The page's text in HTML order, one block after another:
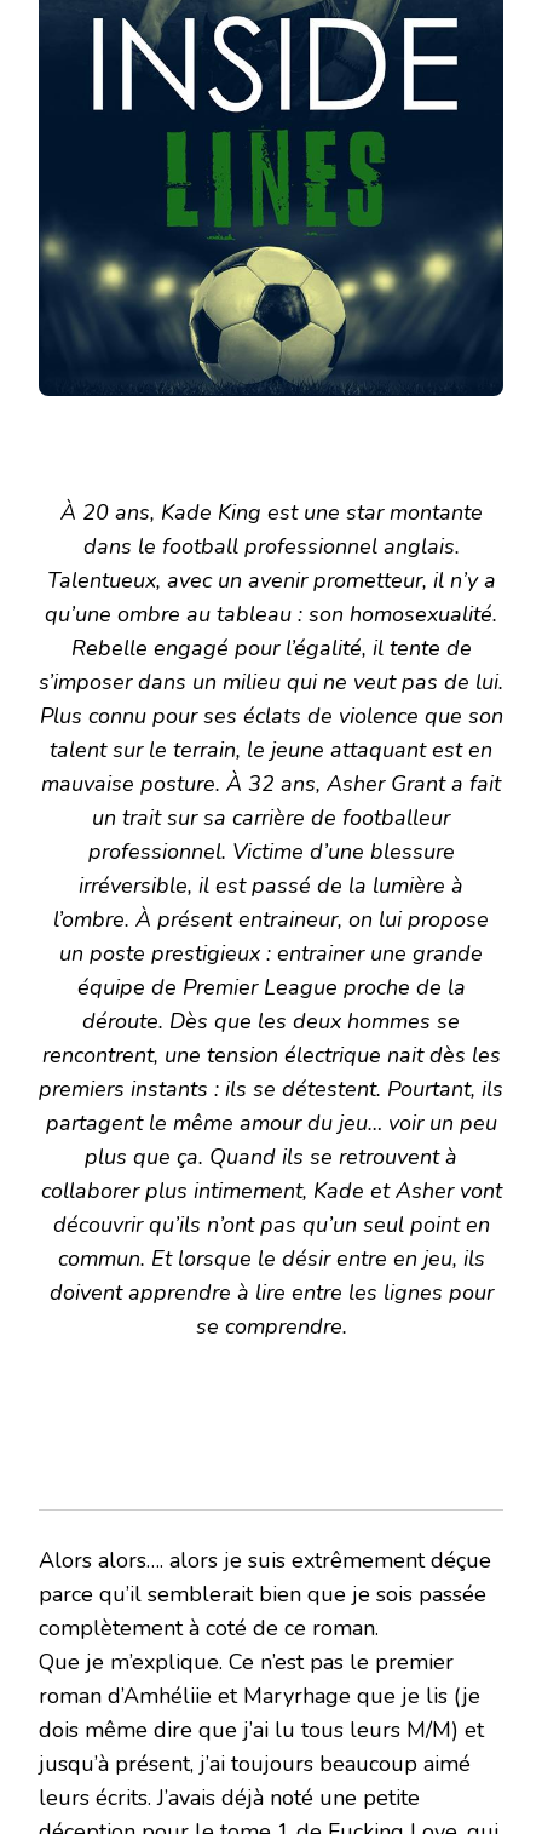
À 20 ans, Kade King est une star montante
dans le football professionnel anglais.
Talentueux, avec un avenir prometteur, il n’y a
qu’une ombre au tableau : son homosexualité.
Rebelle engagé pour l’égalité, il tente de
s’imposer dans un milieu qui ne veut pas de lui.
Plus connu pour ses éclats de violence que son
talent sur le terrain, le jeune attaquant est en
mauvaise posture. À 32 ans, Asher Grant a fait
un trait sur sa carrière de footballeur
professionnel. Victime d’une blessure
irréversible, il est passé de la lumière à
l’ombre. À présent entraineur, on lui propose
un poste prestigieux : entrainer une grande
équipe de Premier League proche de la
déroute. Dès que les deux hommes se
rencontrent, une tension électrique nait dès les
premiers instants : ils se détestent. Pourtant, ils
partagent le même amour du jeu… voir un peu
plus que ça. Quand ils se retrouvent à
collaborer plus intimement, Kade et Asher vont
découvrir qu’ils n’ont pas qu’un seul point en
commun. Et lorsque le désir entre en jeu, ils
doivent apprendre à lire entre les lignes pour
se comprendre.
Alors alors…. alors je suis extrêmement déçue
parce qu’il semblerait bien que je sois passée
complètement à coté de ce roman.
Que je m’explique. Ce n’est pas le premier
roman d’Amhéliie et Maryrhage que je lis (je
dois même dire que j’ai lu tous leurs M/M) et
jusqu’à présent, j’ai toujours beaucoup aimé
leurs écrits. J’avais déjà noté une petite